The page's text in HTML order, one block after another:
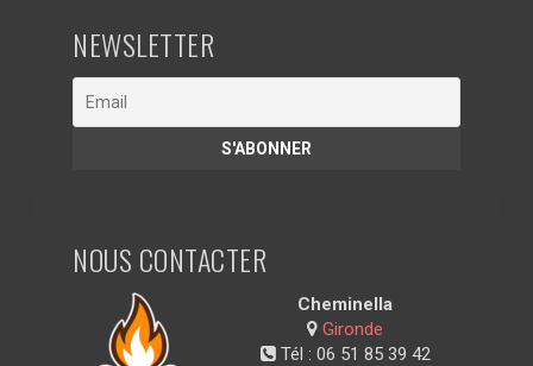
NEWSLETTER
NOUS CONTACTER
Cheminella
Gironde
Tél : 06 51 85 39 42